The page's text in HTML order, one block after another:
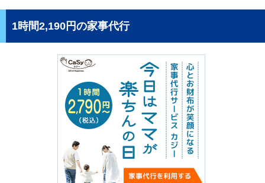
1時間2,190円の家事代行